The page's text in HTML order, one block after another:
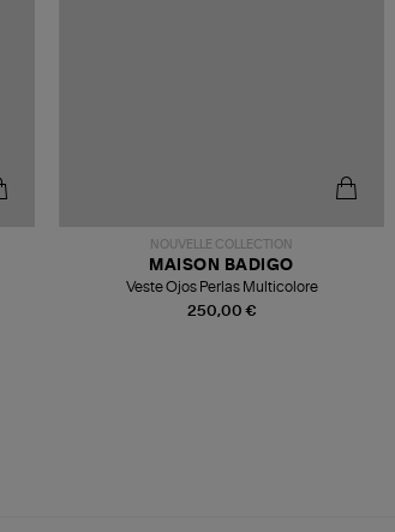
NOUVELLE COLLECTION
250,00 €
MAISON BADIGO
Veste Ojos Perlas Multicolore